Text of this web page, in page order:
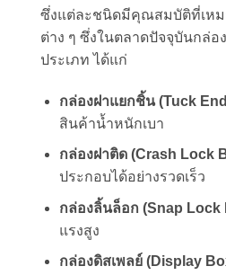
ซึ่งแต่ละชนิดมีคุณสมบัติที่เหม
ต่าง ๆ ซึ่งในตลาดปัจจุบันกล่
ประเภท ได้แก่
กล่องฝาแยกชิ้น (Tuck
สินค้าน้ำหนักเบา
กล่องฝาติด (Crash Lock
ประกอบได้อย่างรวดเร็ว
กล่องลิ้นล็อก (Snap Lock
แรงสูง
กล่องดิสเพลย์ (Display